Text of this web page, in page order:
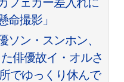
命撮影」
ソン・スンホン、
俳優故イ・オルさ
でゆっくり休んで